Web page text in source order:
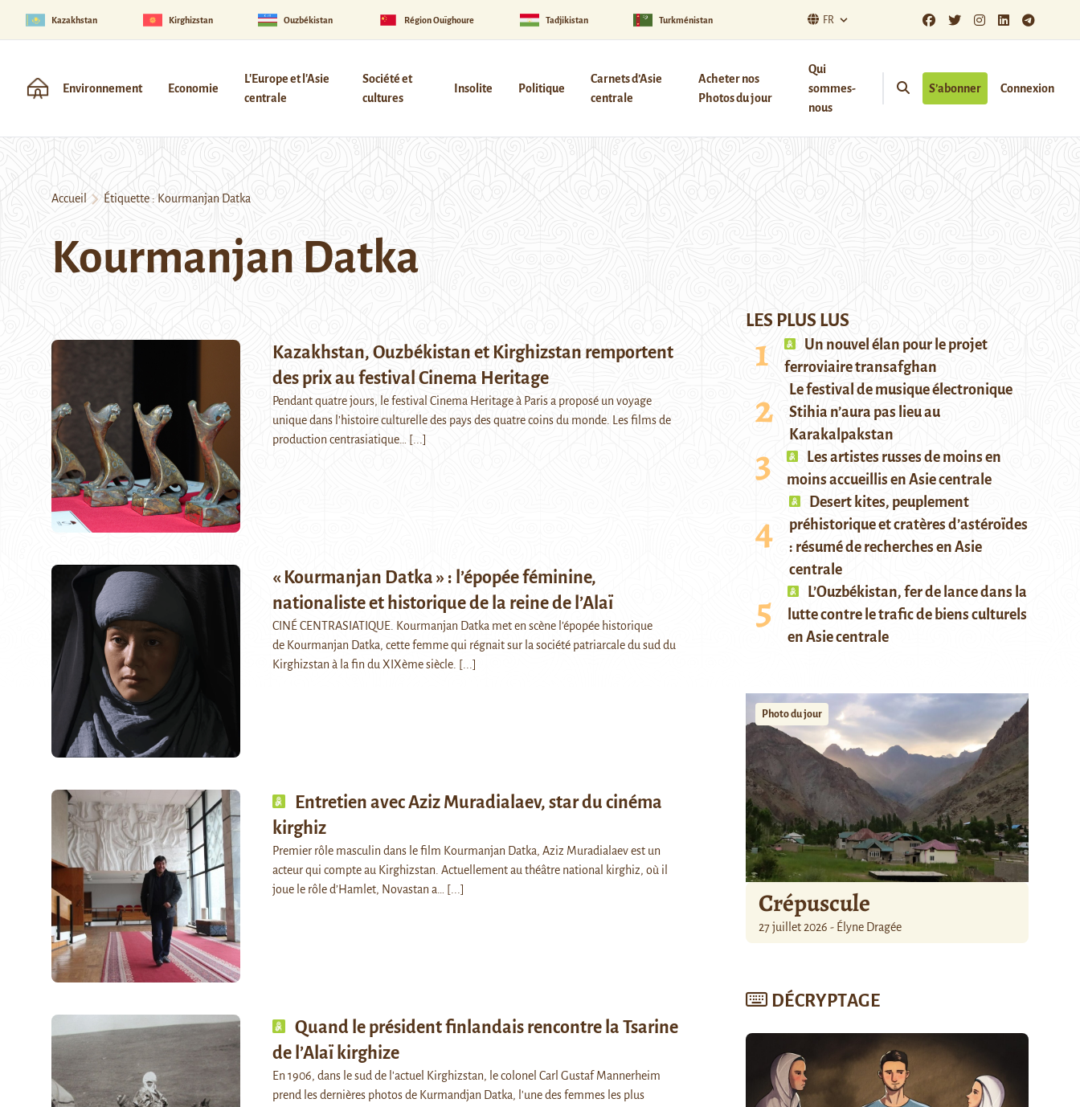
Kazakhstan Kirghizstan Ouzbékistan Région Ouïghoure Tadjikistan Turkménistan FR
Environnement Economie
L'Europe et l'Asie
centrale
Société et
cultures
Insolite Politique
Carnets d’Asie
centrale
Acheter nos
Photos du jour
Qui
sommes-
nous
S’abonner Connexion
Accueil Étiquette : Kourmanjan Datka
Kourmanjan Datka
Kazakhstan, Ouzbékistan et Kirghizstan remportent
des prix au festival Cinema Heritage
Pendant quatre jours, le festival Cinema Heritage à Paris a proposé un voyage
unique dans l’histoire culturelle des pays des quatre coins du monde. Les films de
production centrasiatique…
[...]
« Kourmanjan Datka » : l’épopée féminine,
nationaliste et historique de la reine de l’Alaï
CINÉ CENTRASIATIQUE. Kourmanjan Datka met en scène l’épopée historique
de Kourmanjan Datka, cette femme qui régnait sur la société patriarcale du sud du
Kirghizstan à la fin du XIXème siècle. [...]
Entretien avec Aziz Muradialaev, star du cinéma
kirghiz
Premier rôle masculin dans le film Kourmanjan Datka, Aziz Muradialaev est un
acteur qui compte au Kirghizstan. Actuellement au théâtre national kirghiz, où il
joue le rôle d’Hamlet, Novastan a…
[...]
Quand le président finlandais rencontre la Tsarine
de l’Alaï kirghize
En 1906, dans le sud de l'actuel Kirghizstan, le colonel Carl Gustaf Mannerheim
prend les dernières photos de Kurmandjan Datka, l'une des femmes les plus
LES PLUS LUS
Un nouvel élan pour le projet
ferroviaire transafghan
Le festival de musique électronique
Stihia n’aura pas lieu au
Karakalpakstan
Les artistes russes de moins en
moins accueillis en Asie centrale
Desert kites, peuplement
préhistorique et cratères d’astéroïdes
: résumé de recherches en Asie
centrale
L’Ouzbékistan, fer de lance dans la
lutte contre le trafic de biens culturels
en Asie centrale
Photo du jour
Crépuscule
27 juillet 2026 - Élyne Dragée
DÉCRYPTAGE